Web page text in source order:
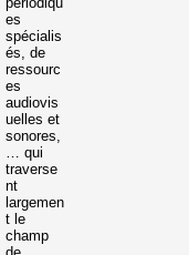
es
spécialis
és, de
ressourc
es
audiovis
uelles et
sonores,
… qui
traverse
nt
largemen
t le
champ